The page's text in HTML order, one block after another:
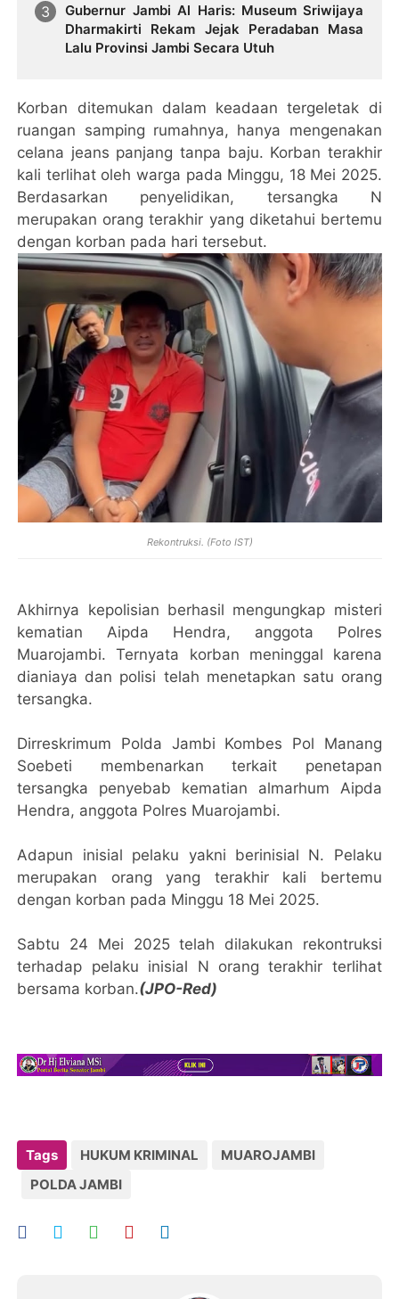
Gubernur Jambi Al Haris: Museum Sriwijaya
Dharmakirti Rekam Jejak Peradaban Masa
Lalu Provinsi Jambi Secara Utuh
Korban ditemukan dalam keadaan tergeletak di
ruangan samping rumahnya, hanya mengenakan
celana jeans panjang tanpa baju. Korban terakhir
kali terlihat oleh warga pada Minggu, 18 Mei 2025.
Berdasarkan penyelidikan, tersangka N
merupakan orang terakhir yang diketahui bertemu
dengan korban pada hari tersebut.
Rekontruksi. (Foto IST)
Akhirnya kepolisian berhasil mengungkap misteri
kematian Aipda Hendra, anggota Polres
Muarojambi. Ternyata korban meninggal karena
dianiaya dan polisi telah menetapkan satu orang
tersangka.
Dirreskrimum Polda Jambi Kombes Pol Manang
Soebeti membenarkan terkait penetapan
tersangka penyebab kematian almarhum Aipda
Hendra, anggota Polres Muarojambi.
Adapun inisial pelaku yakni berinisial N. Pelaku
merupakan orang yang terakhir kali bertemu
dengan korban pada Minggu 18 Mei 2025.
Sabtu 24 Mei 2025 telah dilakukan rekontruksi
terhadap pelaku inisial N orang terakhir terlihat
bersama korban.(JPO-Red)
Tags HUKUM KRIMINAL
MUAROJAMBI
POLDA JAMBI